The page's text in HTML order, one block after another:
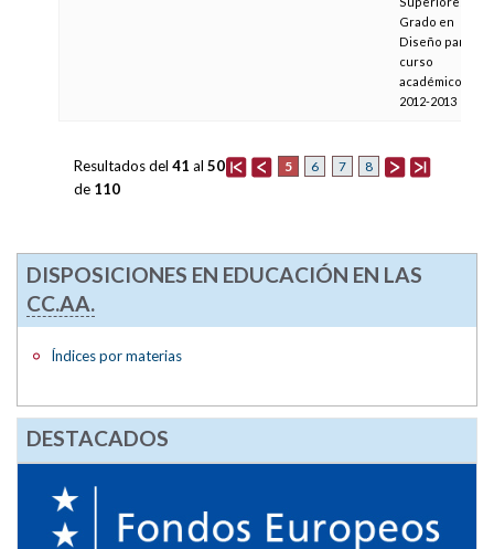
Grado en
Diseño para el
curso
académico
2012-2013
5 6 7 8
Resultados del 41 al 50
de 110
DISPOSICIONES EN EDUCACIÓN EN LAS
CC.AA.
Índices por materias
DESTACADOS